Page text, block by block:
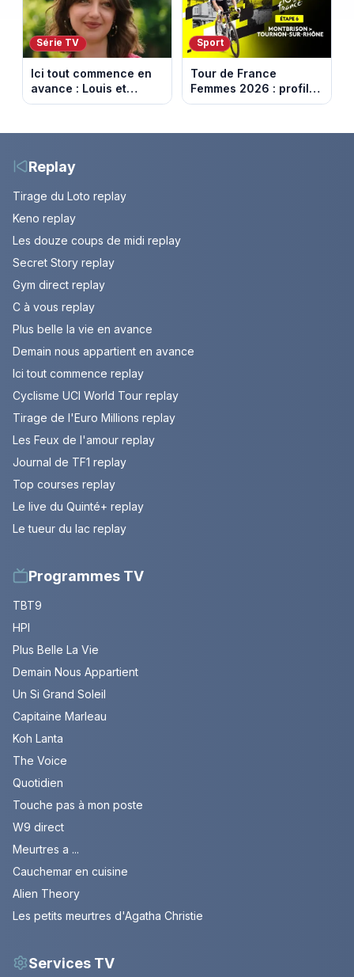
Série TV
Ici tout commence en
avance : Louis et
Jasmine enfin en
août 2026 (spoiler)
Sport
Tour de France
Femmes 2026 : profil
et horaires de la 6e
Montbrison et
Replay
Tirage du Loto replay
Keno replay
Les douze coups de midi replay
Secret Story replay
Gym direct replay
C à vous replay
Plus belle la vie en avance
Demain nous appartient en avance
Ici tout commence replay
Cyclisme UCI World Tour replay
Tirage de l'Euro Millions replay
Les Feux de l'amour replay
Journal de TF1 replay
Top courses replay
Le live du Quinté+ replay
Le tueur du lac replay
Programmes TV
TBT9
HPI
Plus Belle La Vie
Demain Nous Appartient
Un Si Grand Soleil
Capitaine Marleau
Koh Lanta
The Voice
Quotidien
Touche pas à mon poste
W9 direct
Meurtres a ...
Cauchemar en cuisine
Alien Theory
Les petits meurtres d'Agatha Christie
Services TV